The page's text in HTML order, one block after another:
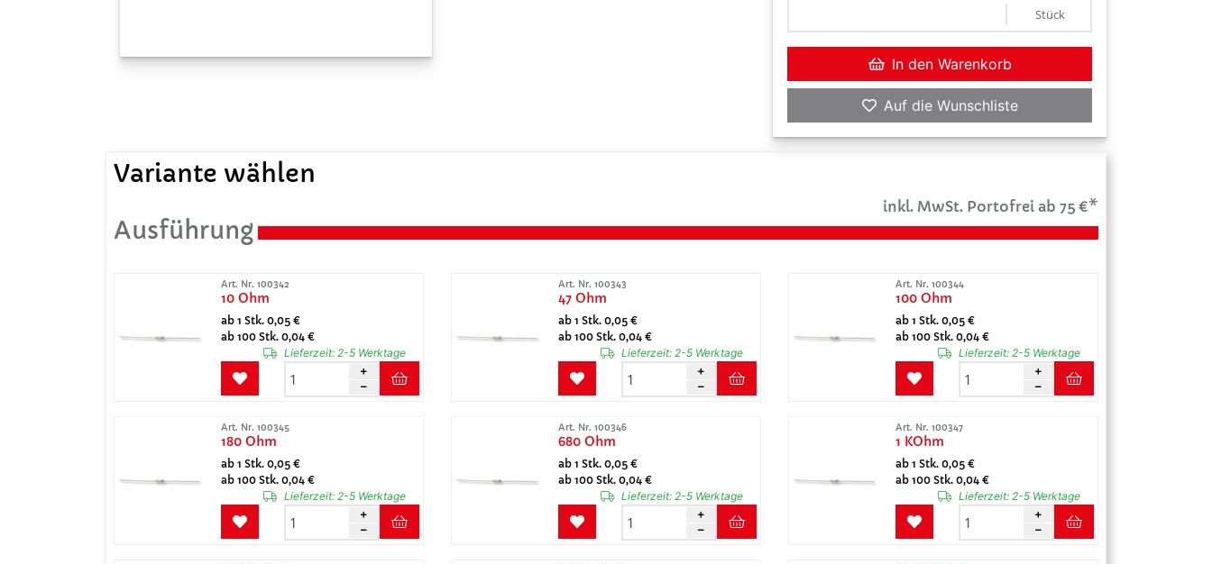
Stück
In den Warenkorb
Auf die Wunschliste
Variante wählen
inkl. MwSt. Portofrei ab 75 €*
Ausführung
Art. Nr. 100342
10 Ohm
ab 1 Stk. 0,05 €
ab 100 Stk. 0,04 €
Lieferzeit: 2-5 Werktage
Art. Nr. 100343
47 Ohm
ab 1 Stk. 0,05 €
ab 100 Stk. 0,04 €
Lieferzeit: 2-5 Werktage
Art. Nr. 100344
100 Ohm
ab 1 Stk. 0,05 €
ab 100 Stk. 0,04 €
Lieferzeit: 2-5 Werktage
Art. Nr. 100345
180 Ohm
ab 1 Stk. 0,05 €
ab 100 Stk. 0,04 €
Lieferzeit: 2-5 Werktage
Art. Nr. 100346
680 Ohm
ab 1 Stk. 0,05 €
ab 100 Stk. 0,04 €
Lieferzeit: 2-5 Werktage
Art. Nr. 100347
1 KOhm
ab 1 Stk. 0,05 €
ab 100 Stk. 0,04 €
Lieferzeit: 2-5 Werktage